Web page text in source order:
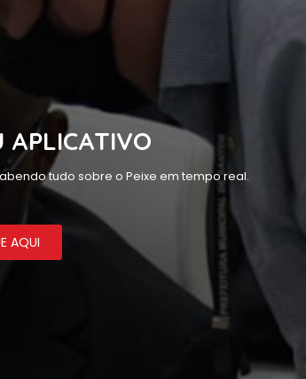
APLICATIVO
tudo sobre o Peixe em tempo real.
AQUI